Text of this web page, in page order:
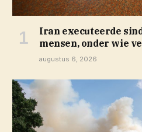
Iran executeerde
mensen, onder wie
augustus 6, 2026